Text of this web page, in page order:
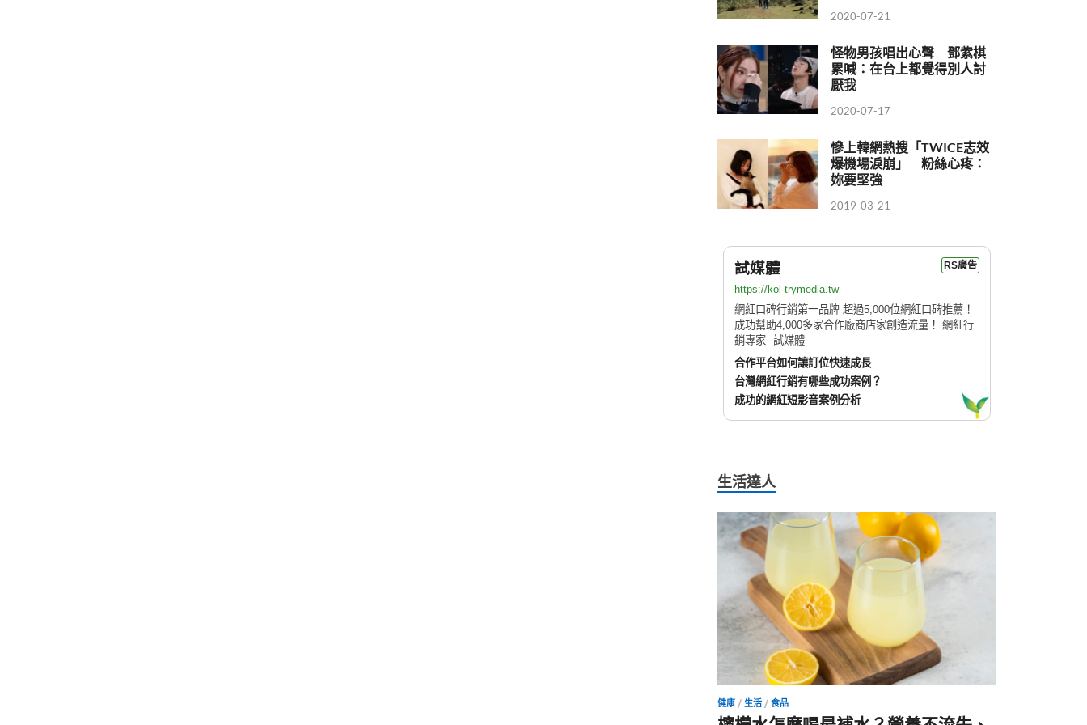
2020-07-21
怪物男孩唱出心聲 鄧紫棋
累喊：在台上都覺得別人討
厭我
2020-07-17
慘上韓網熱搜「TWICE志效
爆機場淚崩」 粉絲心疼：
妳要堅強
2019-03-21
試媒體 RS廣告
https://kol-trymedia.tw
網紅口碑行銷第一品牌 超過5,000位網紅口碑推薦！
成功幫助4,000多家合作廠商店家創造流量！ 網紅行
銷專家─試媒體
合作平台如何讓訂位快速成長
台灣網紅行銷有哪些成功案例？
成功的網紅短影音案例分析
生活達人
健康 /生活 /食品